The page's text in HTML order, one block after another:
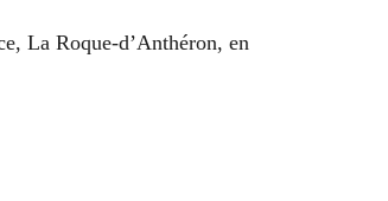
La Roque-d’Anthéron, en